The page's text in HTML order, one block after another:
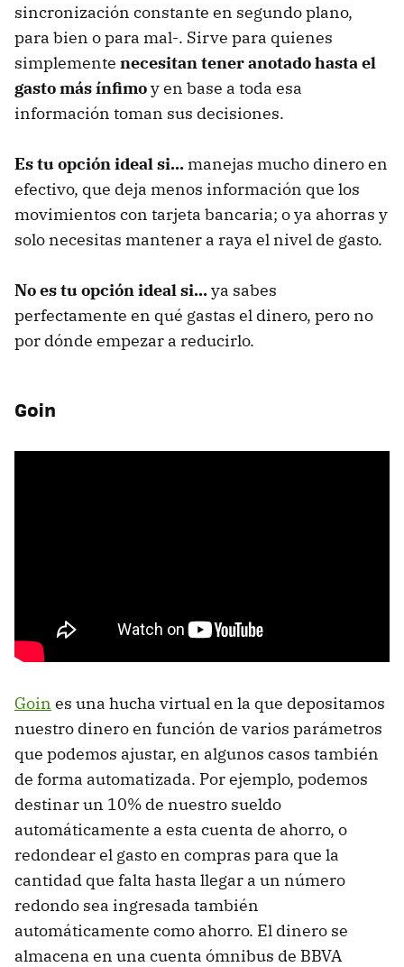
sincronización constante en segundo plano,
para bien o para mal-. Sirve para quienes
simplemente necesitan tener anotado hasta el
gasto más ínfimoy en base a toda esa
información toman sus decisiones.
Es tu opción ideal si... manejas mucho dinero en
efectivo, que deja menos información que los
movimientos con tarjeta bancaria; o ya ahorras y
solo necesitas mantener a raya el nivel de gasto.
No es tu opción ideal si...ya sabes
perfectamente en qué gastas el dinero, pero no
por dónde empezar a reducirlo.
Goin
Goin es una hucha virtual en la que depositamos
nuestro dinero en función de varios parámetros
que podemos ajustar, en algunos casos también
de forma automatizada. Por ejemplo, podemos
destinar un 10% de nuestro sueldo
automáticamente a esta cuenta de ahorro, o
redondear el gasto en compras para que la
cantidad que falta hasta llegar a un número
redondo sea ingresada también
automáticamente como ahorro. El dinero se
almacena en una cuenta ómnibus de BBVA